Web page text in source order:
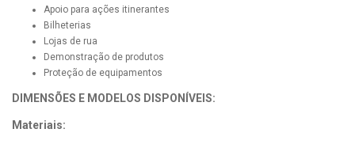
Apoio para ações itinerantes
Bilheterias
Lojas de rua
Demonstração de produtos
Proteção de equipamentos
DIMENSÕES E MODELOS DISPONÍVEIS:
Materiais: